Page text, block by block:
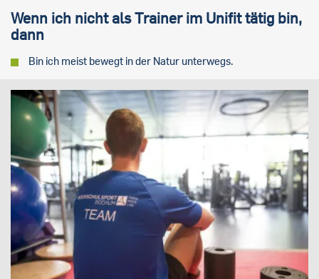
Wenn ich nicht als Trainer im Unifit tätig bin,
dann
Bin ich meist bewegt in der Natur unterwegs.